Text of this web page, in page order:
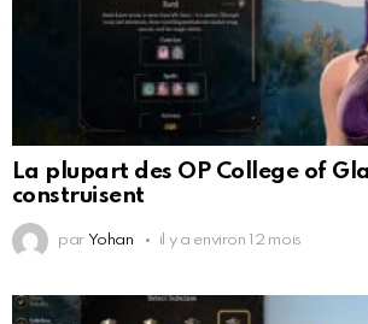
La plupart des OP College of
construisent
par Yohan il y a environ 12 mois